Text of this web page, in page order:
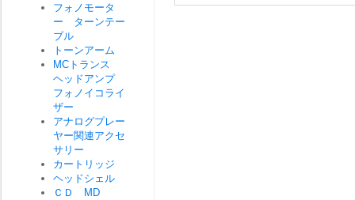
フォノモータ
ー ターンテー
ブル
トーンアーム
MCトランス
ヘッドアンプ
フォノイコライ
ザー
アナログプレー
ヤー関連アクセ
サリー
カートリッジ
ヘッドシェル
ＣＤ MD